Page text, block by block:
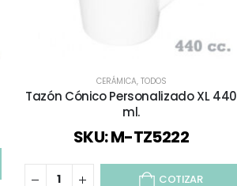
CERÁMICA, TODOS
Tazón Cónico Personalizado XL 440
ml.
SKU: M-TZ5222
COTIZAR